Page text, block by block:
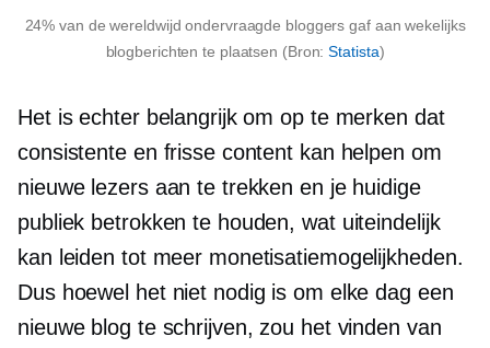
24% van de wereldwijd ondervraagde bloggers gaf aan wekelijks
blogberichten te plaatsen (Bron:Statista)
Het is echter belangrijk om op te merken dat
consistente en frisse content kan helpen om
nieuwe lezers aan te trekken en je huidige
publiek betrokken te houden, wat uiteindelijk
kan leiden tot meer monetisatiemogelijkheden.
Dus hoewel het niet nodig is om elke dag een
nieuwe blog te schrijven, zou het vinden van